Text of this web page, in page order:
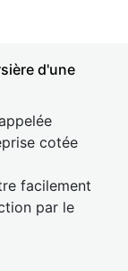
d'une
cotée
facilement
par le